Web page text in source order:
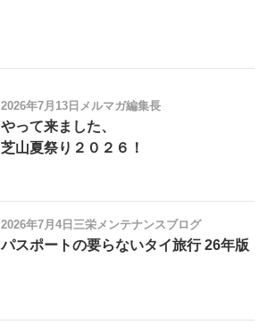
2026年7月13日 メルマガ編集長
やって来ました、
芝山夏祭り２０２６！
2026年7月4日 三栄メンテナンスブログ
パスポートの要らないタイ旅行 26年版